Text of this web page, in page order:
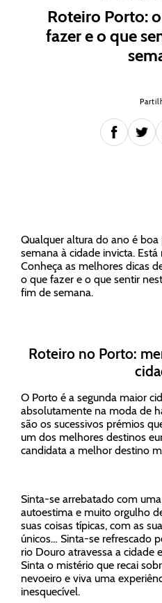
Roteiro Porto:
fazer e o que
Qualquer altura do ano é
semana à cidade invicta.
Conheça as melhores dicas
o que fazer e o que sentir
fim de semana.
Roteiro no Porto:
O Porto é a segunda maior
absolutamente na moda de
são os sucessivos prémios
um dos melhores destinos
candidata a melhor destino
Sinta-se arrebatado com
autoestima e muito orgulho
suas coisas típicas, com as
únicos… Sinta-se refrescado
rio Douro atravessa a cidade
Sinta o mistério que recai
nevoeiro e viva uma
inesquecível.